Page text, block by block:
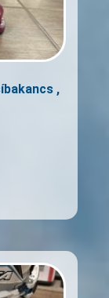
,